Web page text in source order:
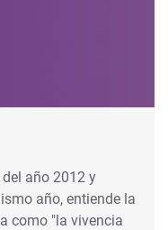
año 2012 y
año, entiende la
como "la vivencia